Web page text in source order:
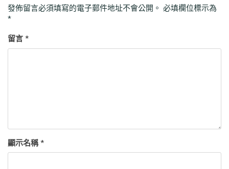
發佈留言必須填寫的電子郵件地址不會公開。 必填欄位標示為
*
留言 *
顯示名稱*